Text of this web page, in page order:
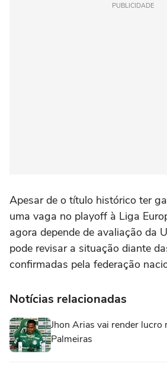
PUBLICIDADE
Apesar de o título histórico ter
uma vaga no playoff à Liga
agora depende de avaliação da
pode revisar a situação diante
confirmadas pela federação
Notícias relacionadas
Jhon Arias vai render lucro
Palmeiras